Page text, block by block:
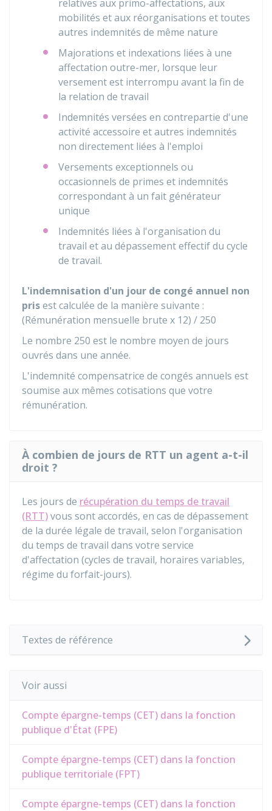
relatives aux primo-affectations, aux
mobilités et aux réorganisations et toutes
autres indemnités de même nature
Majorations et indexations liées à une
affectation outre-mer, lorsque leur
versement est interrompu avant la fin de
la relation de travail
Indemnités versées en contrepartie d'une
activité accessoire et autres indemnités
non directement liées à l'emploi
Versements exceptionnels ou
occasionnels de primes et indemnités
correspondant à un fait générateur
unique
Indemnités liées à l'organisation du
travail et au dépassement effectif du cycle
de travail.
L'indemnisation d'un jour de congé annuel non
prisest calculée de la manière suivante :
(Rémunération mensuelle brute x 12) / 250
Le nombre 250 est le nombre moyen de jours
ouvrés dans une année.
L'indemnité compensatrice de congés annuels est
soumise aux mêmes cotisations que votre
rémunération.
À combien de jours de RTT un agent a-t-il
droit ?
Les jours de récupération du temps de travail
(RTT)vous sont accordés, en cas de dépassement
de la durée légale de travail, selon l'organisation
du temps de travail dans votre service
d'affectation (cycles de travail, horaires variables,
régime du forfait-jours).
Textes de référence
Voir aussi
Compte épargne-temps (CET) dans la fonction
publique d'État (FPE)
Compte épargne-temps (CET) dans la fonction
publique territoriale (FPT)
Compte épargne-temps (CET) dans la fonction